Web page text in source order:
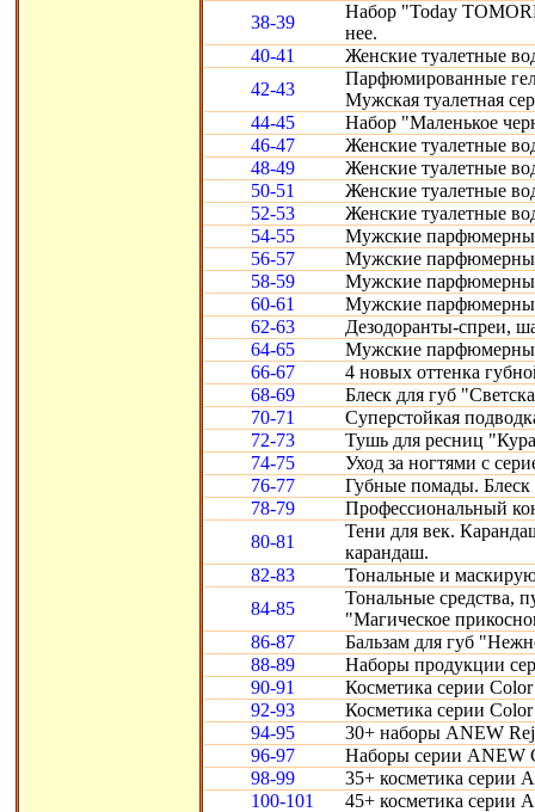
38-39
Набор "Today
нее.
40-41
Женские туалетные
42-43
Парфюмированные
Мужская туалетная
44-45
Набор "Маленькое
46-47
Женские туалетные
48-49
Женские туалетные
50-51
Женские туалетные
52-53
Женские туалетные
54-55
Мужские
56-57
Мужские
58-59
Мужские
60-61
Мужские
62-63
Дезодоранты-спреи,
64-65
Мужские
66-67
4 новых оттенка
68-69
Блеск для губ
70-71
Суперстойкая
72-73
Тушь для ресниц
74-75
Уход за ногтями с
76-77
Губные помады. Блеск
78-79
Профессиональный
80-81
Тени для век.
карандаш.
82-83
Тональные и
84-85
Тональные средства,
"Магическое
86-87
Бальзам для губ
88-89
Наборы продукции
90-91
Косметика серии
92-93
Косметика серии
94-95
30+ наборы ANEW
96-97
Наборы серии ANEW
98-99
35+ косметика серии
100-101
45+ косметика серии